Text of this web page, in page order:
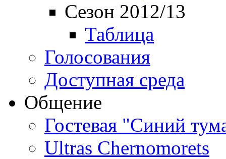
Сезон 2012/13
Таблица
Голосования
Доступная среда
Общение
Гостевая "Синий
Ultras Chernomorets